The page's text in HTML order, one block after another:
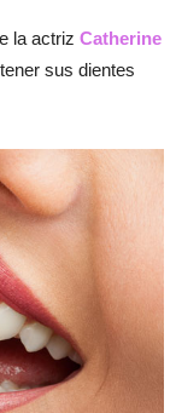
la actriz Catherine
sus dientes